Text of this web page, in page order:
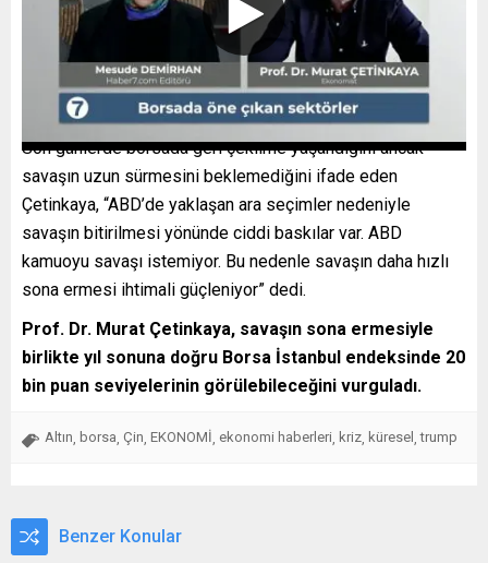
Son günlerde borsada geri çekilme yaşandığını ancak
savaşın uzun sürmesini beklemediğini ifade eden
Çetinkaya, “ABD’de yaklaşan ara seçimler nedeniyle
savaşın bitirilmesi yönünde ciddi baskılar var. ABD
kamuoyu savaşı istemiyor. Bu nedenle savaşın daha hızlı
sona ermesi ihtimali güçleniyor” dedi.
Prof. Dr. Murat Çetinkaya, savaşın sona ermesiyle
birlikte yıl sonuna doğru Borsa İstanbul endeksinde 20
bin puan seviyelerinin görülebileceğini vurguladı.
Altın, borsa, Çin, EKONOMİ, ekonomi haberleri, kriz, küresel ,trump
Benzer Konular